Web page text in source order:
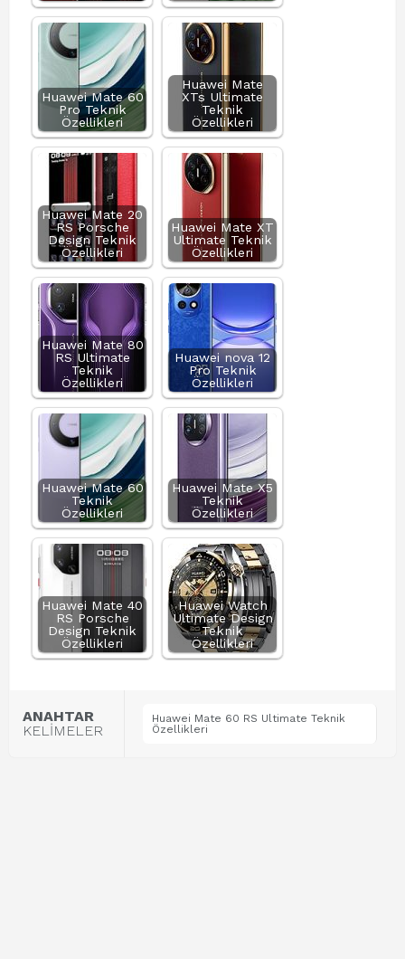
Huawei Mate 60
Pro Teknik
Özellikleri
Huawei Mate
XTs Ultimate
Teknik
Özellikleri
Huawei Mate 20
RS Porsche
Design Teknik
Özellikleri
Huawei Mate XT
Ultimate Teknik
Özellikleri
Huawei Mate 80
RS Ultimate
Teknik
Özellikleri
Huawei nova 12
Pro Teknik
Özellikleri
Huawei Mate 60
Teknik
Özellikleri
Huawei Mate X5
Teknik
Özellikleri
Huawei Mate 40
RS Porsche
Design Teknik
Özellikleri
Huawei Watch
Ultimate Design
Teknik
Özellikleri
ANAHTAR
KELİMELER
Huawei Mate 60 RS Ultimate Teknik
Özellikleri